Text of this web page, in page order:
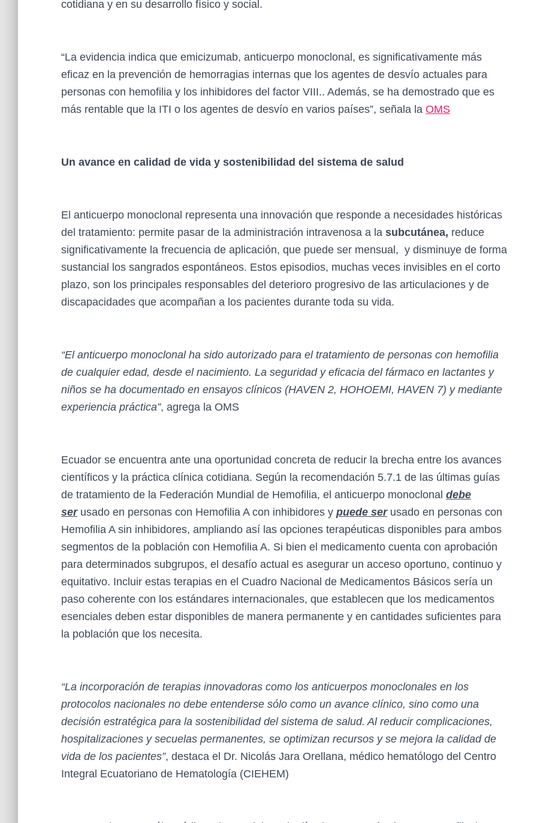
cotidiana y en su desarrollo físico y social.
“La evidencia indica que emicizumab, anticuerpo monoclonal, es significativamente más
eficaz en la prevención de hemorragias internas que los agentes de desvío actuales para
personas con hemofilia y los inhibidores del factor VIII.. Además, se ha demostrado que es
más rentable que la ITI o los agentes de desvío en varios países”, señala la OMS
Un avance en calidad de vida y sostenibilidad del sistema de salud
El anticuerpo monoclonal representa una innovación que responde a necesidades históricas
del tratamiento: permite pasar de la administración intravenosa a la subcutánea, reduce
significativamente la frecuencia de aplicación, que puede ser mensual, y disminuye de forma
sustancial los sangrados espontáneos. Estos episodios, muchas veces invisibles en el corto
plazo, son los principales responsables del deterioro progresivo de las articulaciones y de
discapacidades que acompañan a los pacientes durante toda su vida.
“El anticuerpo monoclonal ha sido autorizado para el tratamiento de personas con hemofilia
de cualquier edad, desde el nacimiento. La seguridad y eficacia del fármaco en lactantes y
niños se ha documentado en ensayos clínicos (HAVEN 2, HOHOEMI, HAVEN 7) y mediante
experiencia práctica”, agrega la OMS
Ecuador se encuentra ante una oportunidad concreta de reducir la brecha entre los avances
científicos y la práctica clínica cotidiana. Según la recomendación 5.7.1 de las últimas guías
de tratamiento de la Federación Mundial de Hemofilia, el anticuerpo monoclonal debe
serusado en personas con Hemofilia A con inhibidores y puede serusado en personas con
Hemofilia A sin inhibidores, ampliando así las opciones terapéuticas disponibles para ambos
segmentos de la población con Hemofilia A. Si bien el medicamento cuenta con aprobación
para determinados subgrupos, el desafío actual es asegurar un acceso oportuno, continuo y
equitativo. Incluir estas terapias en el Cuadro Nacional de Medicamentos Básicos sería un
paso coherente con los estándares internacionales, que establecen que los medicamentos
esenciales deben estar disponibles de manera permanente y en cantidades suficientes para
la población que los necesita.
“La incorporación de terapias innovadoras como los anticuerpos monoclonales en los
protocolos nacionales no debe entenderse sólo como un avance clínico, sino como una
decisión estratégica para la sostenibilidad del sistema de salud. Al reducir complicaciones,
hospitalizaciones y secuelas permanentes, se optimizan recursos y se mejora la calidad de
vida de los pacientes”, destaca el Dr. Nicolás Jara Orellana, médico hematólogo del Centro
Integral Ecuatoriano de Hematología (CIEHEM)